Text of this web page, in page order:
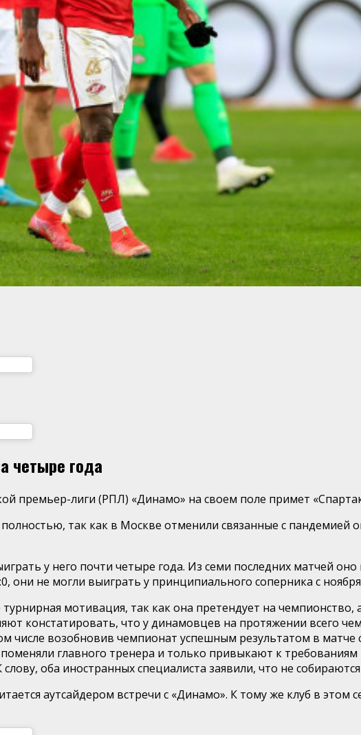
четыре года
премьер-лиги (РПЛ) «Динамо» на своем поле примет
так как в Москве отменили связанные с пандемией
у него почти четыре года. Из семи последних матчей
они не могли выиграть у принципиального соперника с
мотивация, так как она претендует на чемпионство,
констатировать, что у динамовцев на протяжении всего
числе возобновив чемпионат успешным результатом в матче
главного тренера и только привыкают к
оба иностранных специалиста заявили, что не
аутсайдером встречи с «Динамо». К тому же клуб в этом